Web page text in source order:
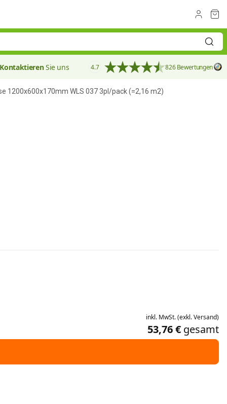
KontaktierenSie uns 4.7 826 Bewertungen
1200x600x170mm WLS 037 3pl/pack (=2,16 m2)
inkl. MwSt.(exkl.Versand)
53,76 € gesamt